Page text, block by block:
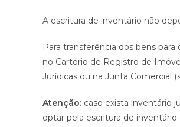
A escritura de inventário não
Para transferência dos bens
no Cartório de Registro de
Jurídicas ou na Junta Comercial
Atenção: caso exista inventário
optar pela escritura de inventário